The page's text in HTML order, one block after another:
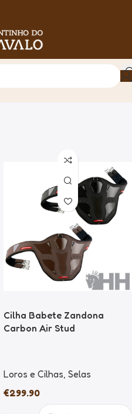
Produto
Cilha Babete Zandona
Carbon Air Stud
Loros e Cilhas, Selas
€299.90